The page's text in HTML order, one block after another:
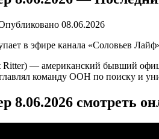
08.06.2026
в эфире канала «Соловьев
Ritter) — американский бывший
команду ООН по поиску и
8.06.2026 смотреть